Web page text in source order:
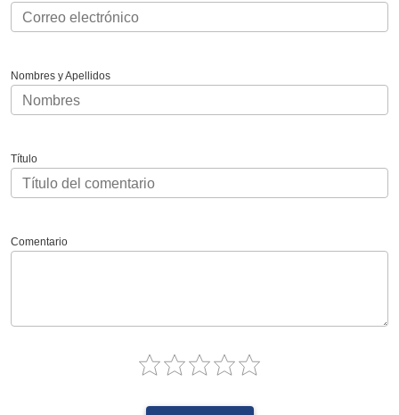
Nombres y Apellidos
Título
Comentario